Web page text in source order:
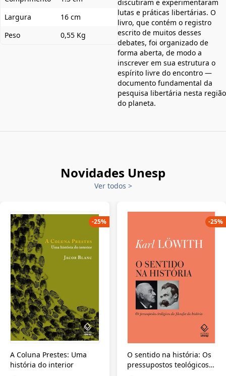
Largura
16 cm
Peso
0,55 Kg
discutiram e experimentaram
lutas e práticas libertárias. O
livro, que contém o registro
escrito de muitos desses
debates, foi organizado de
forma aberta, de modo a
inscrever em sua estrutura o
espírito livre do encontro —
documento fundamental da
pesquisa libertária nesta região
do planeta.
Novidades Unesp
Ver todos >
A Coluna Prestes: Uma
história do interior
-25%
O sentido na história: Os
pressupostos teológicos
-25%